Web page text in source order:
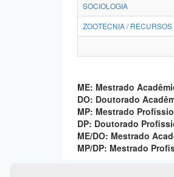
SOCIOLOGIA
ZOOTECNIA /
ME: Mestrado
DO: Doutorado
MP: Mestrado
DP: Doutorado
ME/DO: Mestrado
MP/DP: Mestrado